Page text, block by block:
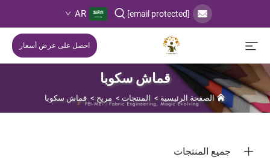
[email protected]
AR
احصل على عرض أسعار
قماش سكوبا
الصفحة الرئيسية > المنتجات > مريح > قماش سكوبا
جميع المنتجات